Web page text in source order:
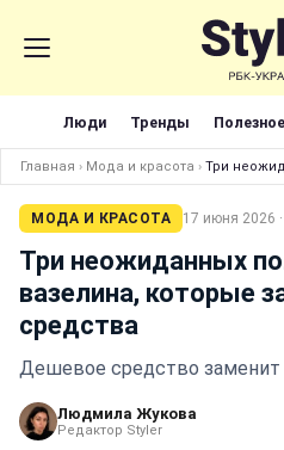
Люди Тренды Полезное
Главная › Мода и красота › Три
МОДА И КРАСОТА 17 июня 2026 ·
Три неожиданных
вазелина, которые
средства
Дешевое средство
Людмила Жукова
Редактор Styler